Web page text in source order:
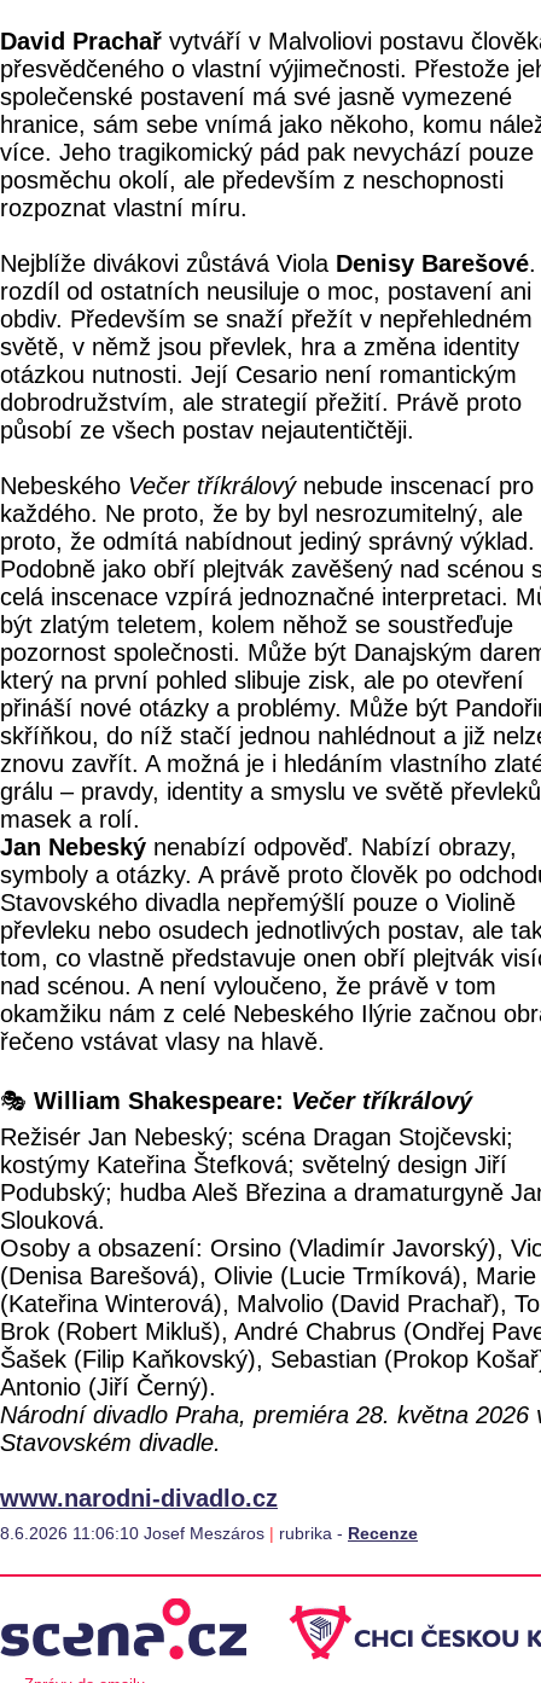
David Prachař vytváří v Malvoliovi postavu
přesvědčeného o vlastní výjimečnosti. Přestože
společenské postavení má své jasně vymezené
hranice, sám sebe vnímá jako někoho, komu
více. Jeho tragikomický pád pak nevychází pouze
posměchu okolí, ale především z neschopnosti
rozpoznat vlastní míru.
Nejblíže divákovi zůstává Viola Denisy Barešové.
rozdíl od ostatních neusiluje o moc, postavení ani
obdiv. Především se snaží přežít v nepřehledném
světě, v němž jsou převlek, hra a změna identity
otázkou nutnosti. Její Cesario není romantickým
dobrodružstvím, ale strategií přežití. Právě proto
působí ze všech postav nejautentičtěji.
Nebeského Večer tříkrálovýnebude inscenací pro
každého. Ne proto, že by byl nesrozumitelný, ale
proto, že odmítá nabídnout jediný správný výklad.
Podobně jako obří plejtvák zavěšený nad scénou
celá inscenace vzpírá jednoznačné interpretaci.
být zlatým teletem, kolem něhož se soustřeďuje
pozornost společnosti. Může být Danajským
který na první pohled slibuje zisk, ale po otevření
přináší nové otázky a problémy. Může být
skříňkou, do níž stačí jednou nahlédnout a již
znovu zavřít. A možná je i hledáním vlastního
grálu – pravdy, identity a smyslu ve světě
masek a rolí.
Jan Nebeský nenabízí odpověď. Nabízí obrazy,
symboly a otázky. A právě proto člověk po
Stavovského divadla nepřemýšlí pouze o Violině
převleku nebo osudech jednotlivých postav, ale
tom, co vlastně představuje onen obří plejtvák
nad scénou. A není vyloučeno, že právě v tom
okamžiku nám z celé Nebeského Ilýrie začnou
řečeno vstávat vlasy na hlavě.
🎭 William Shakespeare: Večer tříkrálový
Režisér Jan Nebeský; scéna Dragan Stojčevski;
kostýmy Kateřina Štefková; světelný design Jiří
Podubský; hudba Aleš Březina a dramaturgyně
Slouková.
Osoby a obsazení: Orsino (Vladimír Javorský),
(Denisa Barešová), Olivie (Lucie Trmíková), Marie
(Kateřina Winterová), Malvolio (David Prachař),
Brok (Robert Mikluš), André Chabrus (Ondřej
Šašek (Filip Kaňkovský), Sebastian (Prokop
Antonio (Jiří Černý).
Národní divadlo Praha, premiéra 28. května 2026
Stavovském divadle.
www.narodni-divadlo.cz
8.6.2026 11:06:10 Josef Meszáros | rubrika - Recenze